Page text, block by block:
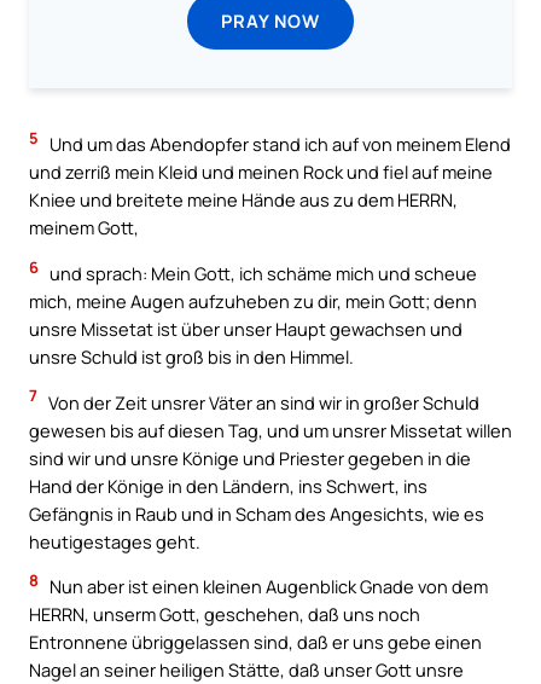
PRAY NOW
5
Und um das Abendopfer stand ich auf von meinem Elend
und zerriß mein Kleid und meinen Rock und fiel auf meine
Kniee und breitete meine Hände aus zu dem HERRN,
meinem Gott,
6 und sprach: Mein Gott, ich schäme mich und scheue
mich, meine Augen aufzuheben zu dir, mein Gott; denn
unsre Missetat ist über unser Haupt gewachsen und
unsre Schuld ist groß bis in den Himmel.
7 Von der Zeit unsrer Väter an sind wir in großer Schuld
gewesen bis auf diesen Tag, und um unsrer Missetat willen
sind wir und unsre Könige und Priester gegeben in die
Hand der Könige in den Ländern, ins Schwert, ins
Gefängnis in Raub und in Scham des Angesichts, wie es
heutigestages geht.
8
Nun aber ist einen kleinen Augenblick Gnade von dem
HERRN, unserm Gott, geschehen, daß uns noch
Entronnene übriggelassen sind, daß er uns gebe einen
Nagel an seiner heiligen Stätte, daß unser Gott unsre